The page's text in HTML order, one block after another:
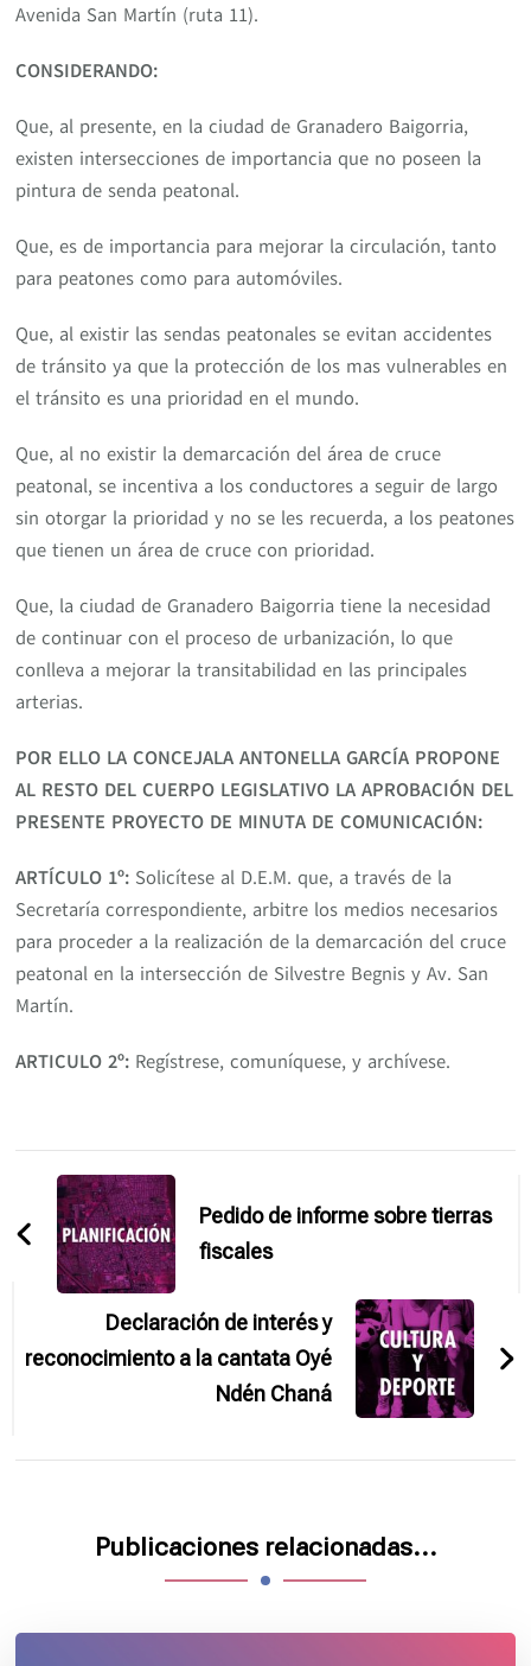
Avenida San Martín (ruta 11).
CONSIDERANDO:
Que, al presente, en la ciudad de Granadero Baigorria,
existen intersecciones de importancia que no poseen la
pintura de senda peatonal.
Que, es de importancia para mejorar la circulación, tanto
para peatones como para automóviles.
Que, al existir las sendas peatonales se evitan accidentes
de tránsito ya que la protección de los mas vulnerables en
el tránsito es una prioridad en el mundo.
Que, al no existir la demarcación del área de cruce
peatonal, se incentiva a los conductores a seguir de largo
sin otorgar la prioridad y no se les recuerda, a los peatones
que tienen un área de cruce con prioridad.
Que, la ciudad de Granadero Baigorria tiene la necesidad
de continuar con el proceso de urbanización, lo que
conlleva a mejorar la transitabilidad en las principales
arterias.
POR ELLO LA CONCEJALA ANTONELLA GARCÍA PROPONE
AL RESTO DEL CUERPO LEGISLATIVO LA APROBACIÓN DEL
PRESENTE PROYECTO DE MINUTA DE COMUNICACIÓN:
ARTÍCULO 1º: Solicítese al D.E.M. que, a través de la
Secretaría correspondiente, arbitre los medios necesarios
para proceder a la realización de la demarcación del cruce
peatonal en la intersección de Silvestre Begnis y Av. San
Martín.
ARTICULO 2º: Regístrese, comuníquese, y archívese.
Navegación
de
entradas
Pedido de informe sobre tierras
fiscales
Declaración de interés y
reconocimiento a la cantata Oyé
Ndén Chaná
Publicaciones relacionadas...